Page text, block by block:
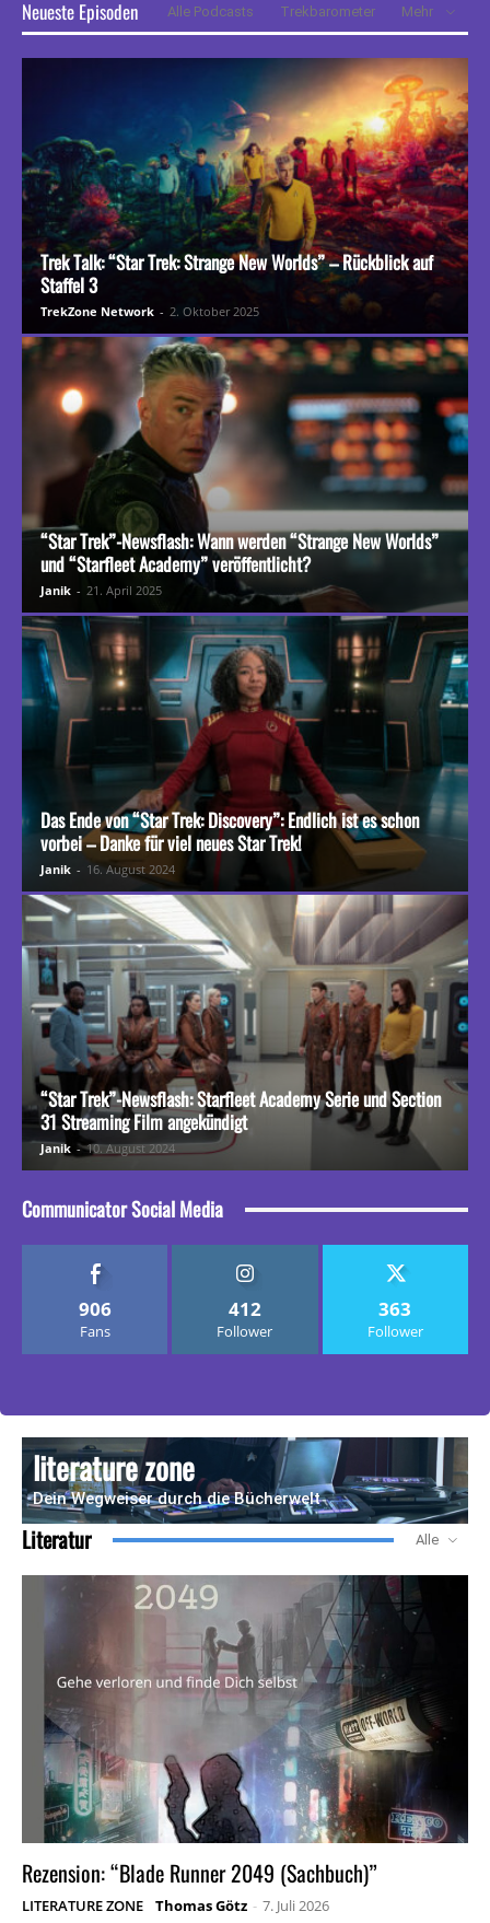
Neueste Episoden Alle Podcasts Trekbarometer Mehr
Trek Talk: “Star Trek: Strange New Worlds” – Rückblick auf
Staffel 3
TrekZone Network - 2. Oktober 2025
“Star Trek”-Newsflash: Wann werden “Strange New Worlds”
und “Starfleet Academy” veröffentlicht?
Janik - 21. April 2025
Das Ende von “Star Trek: Discovery”: Endlich ist es schon
vorbei – Danke für viel neues Star Trek!
Janik - 16. August 2024
“Star Trek”-Newsflash: Starfleet Academy Serie und Section
31 Streaming Film angekündigt
Janik - 10. August 2024
Communicator Social Media
906
Fans
412
Follower
363
Follower
literature zone
Dein Wegweiser durch die Bücherwelt
Literatur Alle
Rezension: “Blade Runner 2049 (Sachbuch)”
LITERATURE ZONE Thomas Götz - 7. Juli 2026